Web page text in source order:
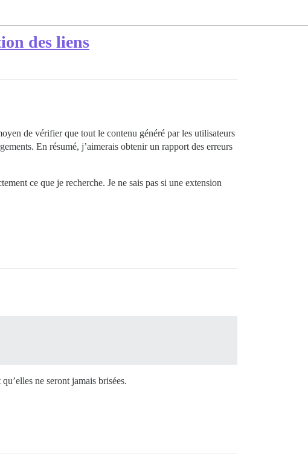
des liens
de vérifier que tout le contenu généré par les utilisateurs
En résumé, j’aimerais obtenir un rapport des erreurs
ce que je recherche. Je ne sais pas si une extension
ne seront jamais brisées.